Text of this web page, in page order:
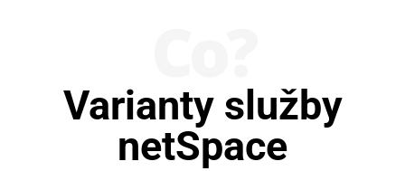
Varianty služby
netSpace